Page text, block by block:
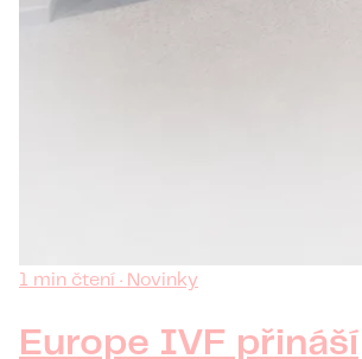
1 min čtení · Novinky
Europe IVF přináší